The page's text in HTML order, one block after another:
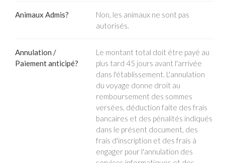
Animaux Admis?
Non, les animaux ne sont pas
autorisés.
Annulation /
Paiement anticipé?
Le montant total doit être payé au
plus tard 45 jours avant l'arrivée
dans l'établissement. L'annulation
du voyage donne droit au
remboursement des sommes
versées, déduction faite des frais
bancaires et des pénalités indiqués
dans le présent document, des
frais d'inscription et des frais à
engager pour l'annulation des